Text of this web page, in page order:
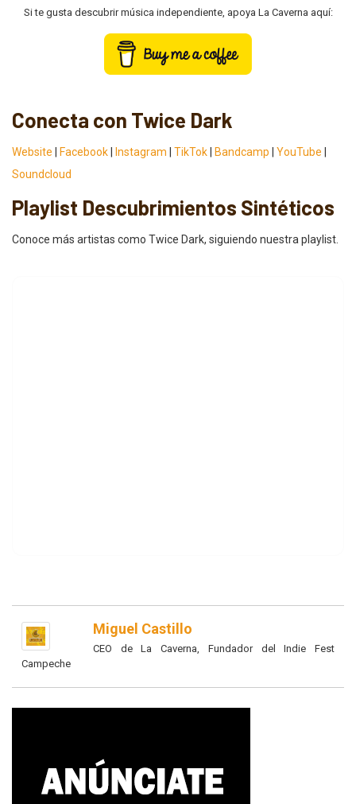
Si te gusta descubrir música independiente, apoya La Caverna aquí:
Conecta con Twice Dark
Website Facebook Instagram TikTok Bandcamp YouTube
Soundcloud
Playlist Descubrimientos Sintéticos
Conoce más artistas como Twice Dark, siguiendo nuestra playlist.
Miguel Castillo
CEO de La Caverna, Fundador del Indie Fest
Campeche